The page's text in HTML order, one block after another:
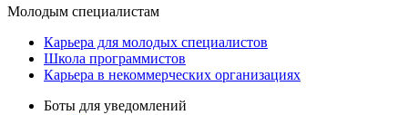
Молодым специалистам
Карьера для молодых специалистов
Школа программистов
Карьера в некоммерческих организациях
Боты для уведомлений